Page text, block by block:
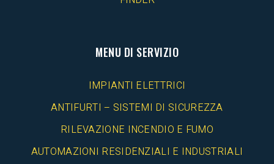
MENU DI SERVIZIO
IMPIANTI ELETTRICI
ANTIFURTI – SISTEMI DI SICUREZZA
RILEVAZIONE INCENDIO E FUMO
AUTOMAZIONI RESIDENZIALI E INDUSTRIALI